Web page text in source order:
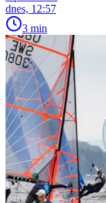
dnes, 12:57
3 min